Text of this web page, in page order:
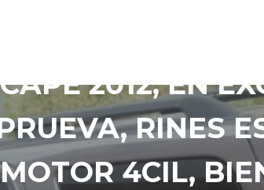
2012, EN
RINES
4CIL,